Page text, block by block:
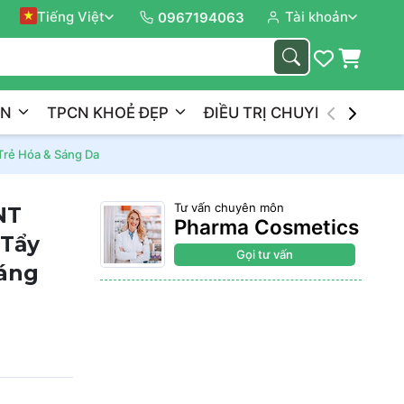
Tiếng Việt 0967194063 Tài khoản
TPCN KHOẺ ĐẸP ĐIỀU TRỊ CHUYÊN NGHIỆP
Hóa & Sáng Da
Tư vấn chuyên môn
Pharma Cosmetics
Gọi tư vấn